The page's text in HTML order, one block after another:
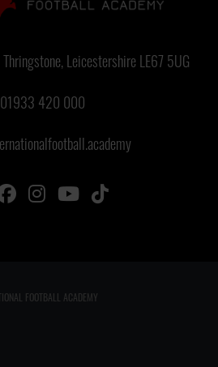
Leicestershire LE67 5UG
01933 420 000
FOOTBALL ACADEMY